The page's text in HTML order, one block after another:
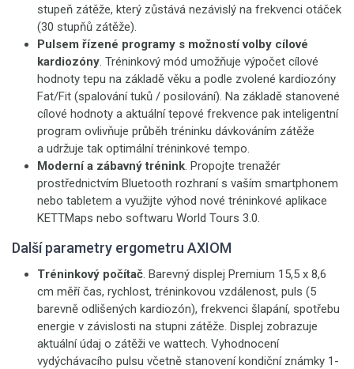
stupeň zátěže, který zůstává nezávislý na frekvenci otáček
(30 stupňů zátěže).
Pulsem řízené programy s možností volby cílové
kardiozóny. Tréninkový mód umožňuje výpočet cílové
hodnoty tepu na základě věku a podle zvolené kardiozóny
Fat/Fit (spalování tuků / posilování). Na základě stanovené
cílové hodnoty a aktuální tepové frekvence pak inteligentní
program ovlivňuje průběh tréninku dávkováním zátěže
a udržuje tak optimální tréninkové tempo.
Moderní a zábavný trénink. Propojte trenažér
prostřednictvím Bluetooth rozhraní s vaším smartphonem
nebo tabletem a využijte výhod nové tréninkové aplikace
KETTMaps nebo softwaru World Tours 3.0.
Další parametry ergometru AXIOM
Tréninkový počítač. Barevný displej Premium 15,5 x 8,6
cm měří čas, rychlost, tréninkovou vzdálenost, puls (5
barevně odlišených kardiozón), frekvenci šlapání, spotřebu
energie v závislosti na stupni zátěže. Displej zobrazuje
aktuální údaj o zátěži ve wattech. Vyhodnocení
vydýchávacího pulsu včetně stanovení kondiční známky 1-